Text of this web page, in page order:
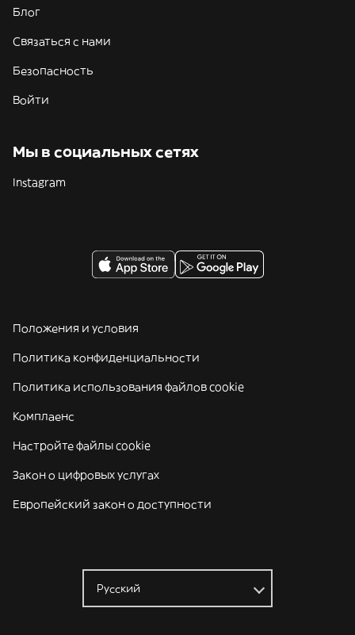
Блог
Связаться с нами
Безопасность
Войти
Мы в социальных сетях
Instagram
Положения и условия
Политика конфиденциальности
Политика использования файлов cookie
Комплаенс
Настройте файлы cookie
Закон о цифровых услугах
Европейский закон о доступности